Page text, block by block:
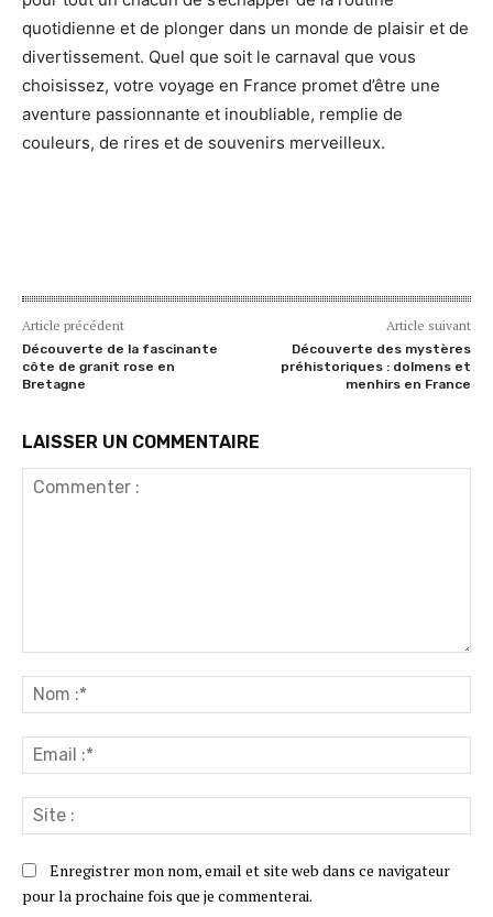
quotidienne et de plonger dans un monde de plaisir et de
divertissement. Quel que soit le carnaval que vous
choisissez, votre voyage en France promet d’être une
aventure passionnante et inoubliable, remplie de
couleurs, de rires et de souvenirs merveilleux.
Article précédent
Découverte de la fascinante
côte de granit rose en
Bretagne
Article suivant
Découverte des mystères
préhistoriques : dolmens et
menhirs en France
LAISSER UN COMMENTAIRE
:*
:*
:
Enregistrer mon nom, email et site web dans ce navigateur
pour la prochaine fois que je commenterai.